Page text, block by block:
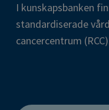
I kunskapsbanken
standardiserade
cancercentrum